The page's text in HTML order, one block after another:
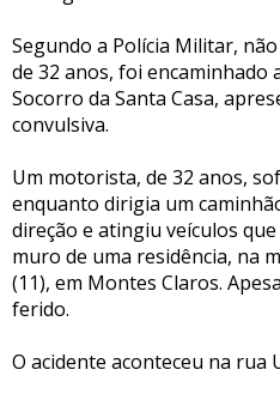
Segundo a Polícia Militar,
de 32 anos, foi encaminhado
Socorro da Santa Casa,
convulsiva.
Um motorista, de 32 anos,
enquanto dirigia um
direção e atingiu veículos
muro de uma residência, na
(11), em Montes Claros.
ferido.
O acidente aconteceu na rua